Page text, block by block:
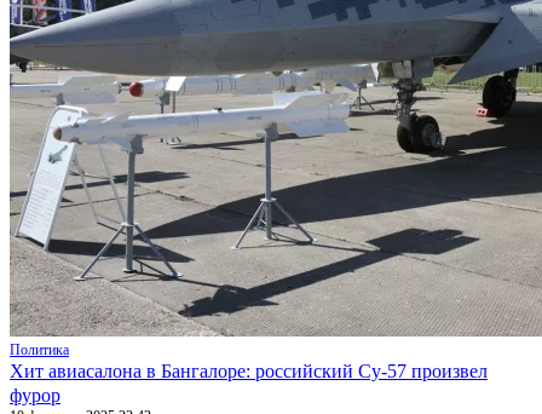
Политика
Хит авиасалона в Бангалоре: российский Су-57 произвел
фурор